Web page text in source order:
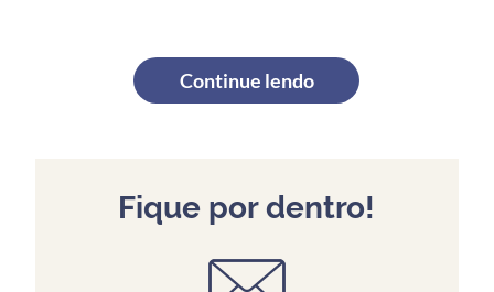
Continue lendo
Fique por dentro!